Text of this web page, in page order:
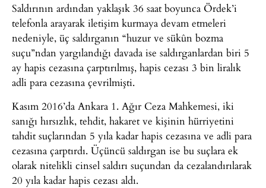
Saldırının ardından yaklaşık 36 saat boyunca Ördek’i
telefonla arayarak iletişim kurmaya devam etmeleri
nedeniyle, üç saldırganın “huzur ve sükûn bozma
suçu”ndan yargılandığı davada ise saldırganlardan biri 5
ay hapis cezasına çarptırılmış, hapis cezası 3 bin liralık
adli para cezasına çevrilmişti.
Kasım 2016’da Ankara 1. Ağır Ceza Mahkemesi, iki
sanığı hırsızlık, tehdit, hakaret ve kişinin hürriyetini
tahdit suçlarından 5 yıla kadar hapis cezasına ve adli para
cezasına çarptırdı. Üçüncü saldırgan ise bu suçlara ek
olarak nitelikli cinsel saldırı suçundan da cezalandırılarak
20 yıla kadar hapis cezası aldı.